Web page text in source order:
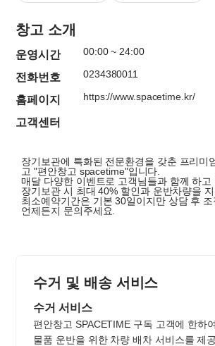
창고 소개
운영시간 00:00~ 24:00
전화번호 0234380011
홈페이지 https://www.spacetime.kr/
고객센터
장기보관에 특화된 전문환경을 갖춘 프리미
고 "편안창고 spacetime"입니다.
매달 다양한 이벤트로 고객님들과 함께 하고
장기보관 시 최대 40% 할인과 운반차량을
최소예약기간은 기본 30일이지만 상담 후 조
언제든지 문의주세요.
수거 및 배송 서비스
수거 서비스
편안창고 SPACETIME 구독 고객에 한하
물품 운반을 위한 차량 배차 서비스를 제